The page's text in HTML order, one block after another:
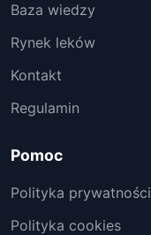
Baza wiedzy
Rynek leków
Kontakt
Regulamin
Pomoc
Polityka prywatności
Polityka cookies